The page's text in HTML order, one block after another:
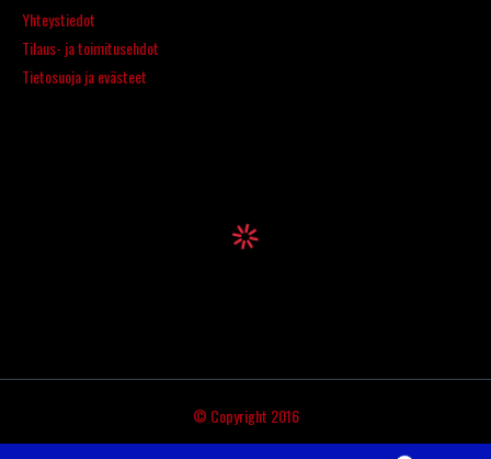
Yhteystiedot
Tilaus- ja toimitusehdot
Tietosuoja ja evästeet
© Copyright 2016